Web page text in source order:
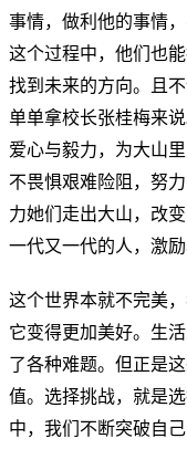
事情，做利他的事情
这个过程中，他们也
找到未来的方向。且
单单拿校长张桂梅来
爱心与毅力，为大山
不畏惧艰难险阻，努
力她们走出大山，改
一代又一代的人，激
这个世界本就不完美
它变得更加美好。生
了各种难题。但正是
值。选择挑战，就是
中，我们不断突破自